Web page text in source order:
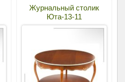
Журнальный столик
Юта-13-11